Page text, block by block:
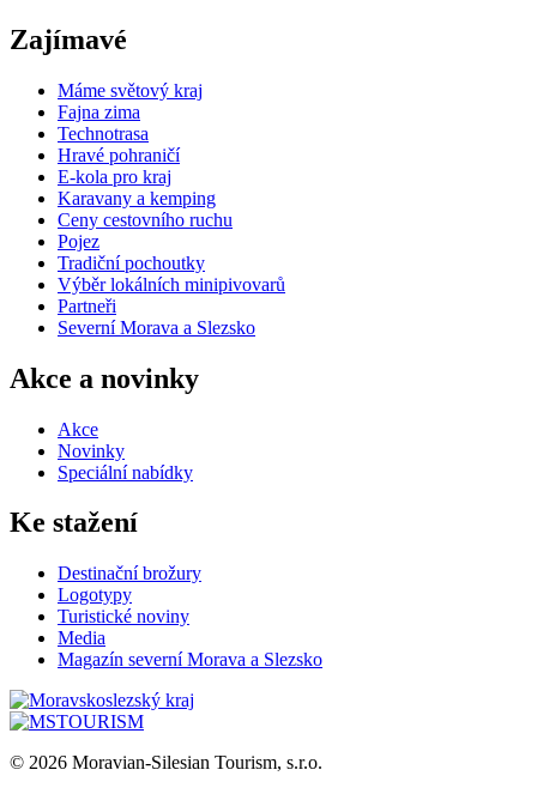
Zajímavé
Máme světový kraj
Fajna zima
Technotrasa
Hravé pohraničí
E-kola pro kraj
Karavany a kemping
Ceny cestovního ruchu
Pojez
Tradiční pochoutky
Výběr lokálních minipivovarů
Partneři
Severní Morava a Slezsko
Akce a novinky
Akce
Novinky
Speciální nabídky
Ke stažení
Destinační brožury
Logotypy
Turistické noviny
Media
Magazín severní Morava a Slezsko
© 2026 Moravian-Silesian Tourism, s.r.o.